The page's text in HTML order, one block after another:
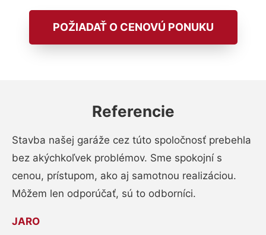
POŽIADAŤ O CENOVÚ PONUKU
Referencie
Stavba našej garáže cez túto spoločnosť prebehla
bez akýchkoľvek problémov. Sme spokojní s
cenou, prístupom, ako aj samotnou realizáciou.
Môžem len odporúčať, sú to odborníci.
JARO